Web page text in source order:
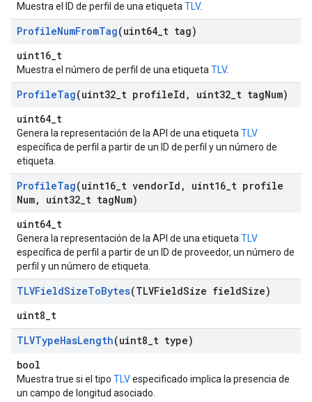
Muestra el ID de perfil de una etiqueta TLV.
ProfileNumFromTag(uint64 t tag)
uint16_t
Muestra el número de perfil de una etiqueta TLV.
ProfileTag(uint32 t profileId , uint32 t tagNum)
uint64_t
Genera la representación de la API de una etiqueta TLV
específica de perfil a partir de un ID de perfil y un número de
etiqueta.
ProfileTag(uint16 t vendorId , uint16 t profile
Num, uint32 t tagNum)
uint64_t
Genera la representación de la API de una etiqueta TLV
específica de perfil a partir de un ID de proveedor, un número de
perfil y un número de etiqueta.
TLVFieldSizeToBytes(TLVFieldSize fieldSize)
uint8_t
TLVTypeHasLength(uint8 t type)
bool
Muestra true si el tipo TLVespecificado implica la presencia de
un campo de longitud asociado.